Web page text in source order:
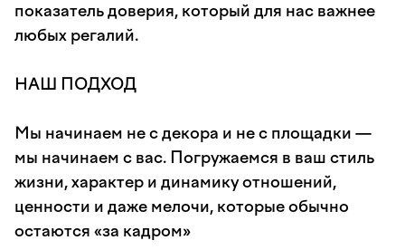
показатель доверия, который для нас важнее
любых регалий.
НАШ ПОДХОД
Мы начинаем не с декора и не с площадки —
мы начинаем с вас. Погружаемся в ваш стиль
жизни, характер и динамику отношений,
ценности и даже мелочи, которые обычно
остаются «за кадром»